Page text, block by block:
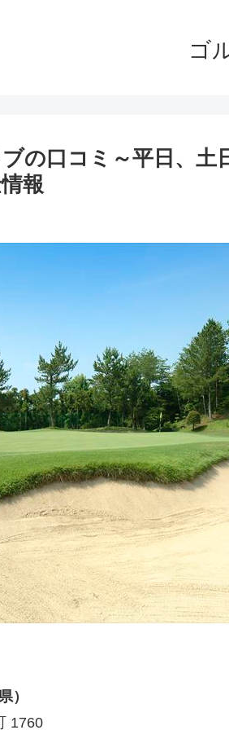
ゴ
の口コミ～平日、土
報
）
1760